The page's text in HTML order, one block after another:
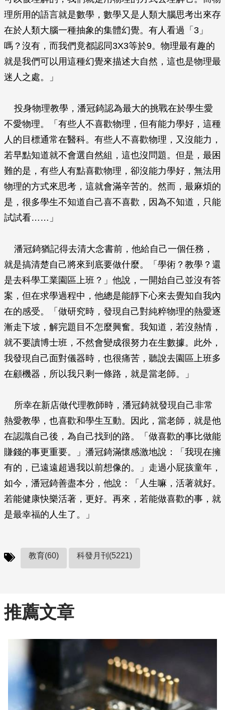
理所用的語言就是數學，數學又是人類大腦思考出來存
在於人類大腦一種抽象的集體幻覺。有人看過「3」
嗎？沒有，而我們竟都認同3X3等於9。物理最有趣的
就是我們可以用這種幻覺來描述大自然，這也是物理最
迷人之處。」
投身物理教學，潘冠錡認為最大的挑戰在於學生愛
不愛物理。「有些人不喜歡物理，但有能力學好，這種
人的目標通常在醫科。有些人不喜歡物理，又沒能力，
若早點知道就不會選自然組，這也沒問題。但是，最困
難的是，有些人有點喜歡物理，卻沒能力學好，無法用
物理的方式來思考，這就會滿辛苦的。然而，最麻煩的
是，很多學生不知道自己喜不喜歡，因為不知道，只能
試試看……」
潘冠錡猶記得去清大念書前，他給自己一個任務，
就是搞清楚自己將來到底要做什麼。「學術？教學？還
是去科學工業園區上班？」他說，一開始自己並沒有答
案，但在求學過程中，他總是能靜下心來去覺知自我內
在的感受。「做研究時，發現自己對純粹物理的熱愛逐
漸走下坡，解完題目不怎麼興奮。我知道，若沒熱情，
就不要讀博士班，不然會變成很努力在生數據。此外，
我發現自己面對儀器時，也很痛苦，聽說去園區上班多
在顧機器，所以我只剩一條路，就是當老師。」
所幸在新店做代理教師時，潘冠錡就發現自己非常
熱愛教學，也喜歡和學生互動。因此，當老師，就是他
在認識自己後，為自己找到的路。「做喜歡的事比做能
賺錢的事更重要。」潘冠錡滿懷感激地說：「我現在擁
有的，已遠遠超過我以前想像的。」走過小屁孩童年，
如今，潘冠錡善盡本分，他說：「人生嘛，活著就好。
若能健康快樂活著，更好。再來，若能做喜歡的事，就
是最幸福的人生了。」
教育(60) 科發月刊(5221)
推薦文章